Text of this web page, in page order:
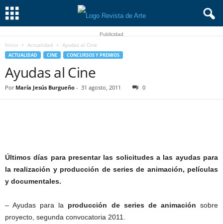
Publicidad
Inicio Actualidad Ayudas al Cine
ACTUALIDAD CINE CONCURSOS Y PREMIOS
Ayudas al Cine
Por María Jesús Burgueño - 31 agosto, 2011 0
Últimos días para presentar las solicitudes a las ayudas para
la realización y producción de series de animación, películas
y documentales.
– Ayudas para la producción de series de animación sobre
proyecto, segunda convocatoria 2011.